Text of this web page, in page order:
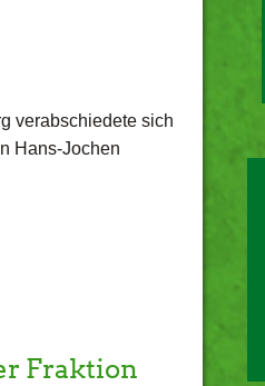
verabschiedete sich
Hans-Jochen
Fraktion